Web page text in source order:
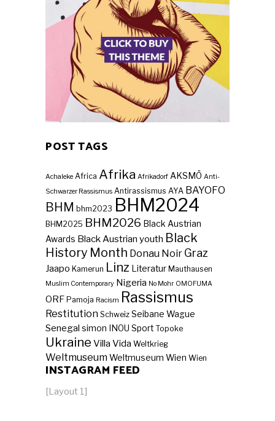
POST TAGS
Achaleke Africa Afrika Afrikadorf AKSMÖ Anti-
Schwarzer Rassismus Antirassismus AYA BAYOFO
BHM bhm2023 BHM2024
BHM2025 BHM2026 Black Austrian
Awards Black Austrian youth Black
History Month Donau Noir Graz
Jaapo Kamerun Linz Literatur Mauthausen
Muslim Contemporary Nigeria No Mohr OMOFUMA
ORF Pamoja Racism Rassismus
Restitution Schweiz Seibane Wague
Senegal simon INOU Sport Topoke
Ukraine Villa Vida Weltkrieg
WeltmuseumWeltmuseum Wien Wien
INSTAGRAM FEED
[Layout 1]